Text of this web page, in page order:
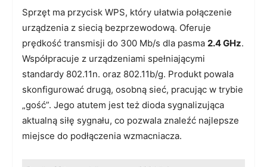
Sprzęt ma przycisk WPS, który ułatwia połączenie
urządzenia z siecią bezprzewodową. Oferuje
prędkość transmisji do 300 Mb/s dla pasma 2.4 GHz.
Współpracuje z urządzeniami spełniającymi
standardy 802.11n. oraz 802.11b/g. Produkt powala
skonfigurować drugą, osobną sieć, pracując w trybie
„gość”. Jego atutem jest też dioda sygnalizująca
aktualną siłę sygnału, co pozwala znaleźć najlepsze
miejsce do podłączenia wzmacniacza.